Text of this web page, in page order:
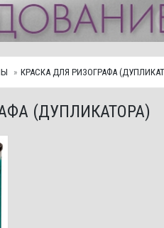
КРАСКА ДЛЯ РИЗОГРАФА
(ДУПЛИКАТОРА)